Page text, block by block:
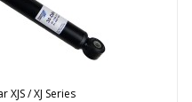
/ XJ Series